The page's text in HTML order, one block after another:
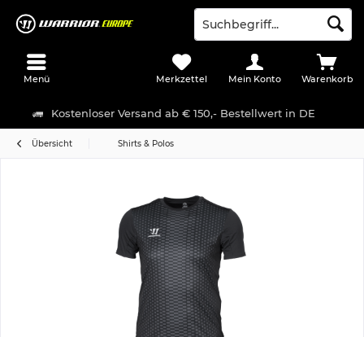
Kostenloser Versand ab € 150,- Bestellwert in DE
Menü Warenkorb
Merkzettel Mein Konto
Übersicht Shirts & Polos